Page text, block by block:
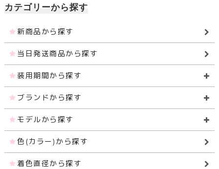
カテゴリーから探す
新商品から探す
当日発送商品から探す
装用期間から探す
ブランドから探す
モデルから探す
色(カラー)から探す
着色直径から探す